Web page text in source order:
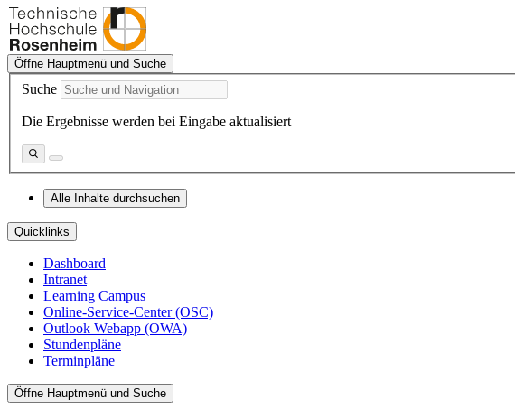
Öffne Hauptmenü und Suche
Suche
Die Ergebnisse werden bei Eingabe aktualisiert
Alle Inhalte durchsuchen
Quicklinks
Dashboard
Intranet
Learning Campus
Online-Service-Center (OSC)
Outlook Webapp (OWA)
Stundenpläne
Terminpläne
Öffne Hauptmenü und Suche